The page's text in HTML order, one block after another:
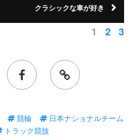
クラシックな車が好き
1 2 3
競輪
日本ナショナルチーム
トラック競技